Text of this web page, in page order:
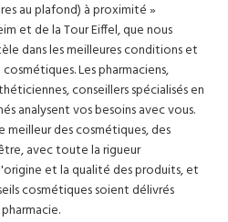
au plafond) à proximité »
et de la Tour Eiffel, que nous
dans les meilleures conditions et
Les pharmaciens,
conseillers spécialisés en
analysent vos besoins avec vous.
meilleur des cosmétiques, des
avec toute la rigueur
et la qualité des produits, et
cosmétiques soient délivrés